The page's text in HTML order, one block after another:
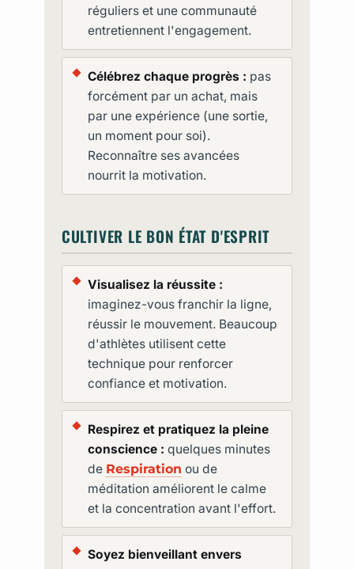
réguliers et une communauté
entretiennent l'engagement.
Célébrez chaque progrès : pas
forcément par un achat, mais
par une expérience (une sortie,
un moment pour soi).
Reconnaître ses avancées
nourrit la motivation.
CULTIVER LE BON ÉTAT D'ESPRIT
Visualisez la réussite :
imaginez-vous franchir la ligne,
réussir le mouvement. Beaucoup
d'athlètes utilisent cette
technique pour renforcer
confiance et motivation.
Respirez et pratiquez la pleine
conscience : quelques minutes
de Respiration ou de
méditation améliorent le calme
et la concentration avant l'effort.
Soyez bienveillant envers